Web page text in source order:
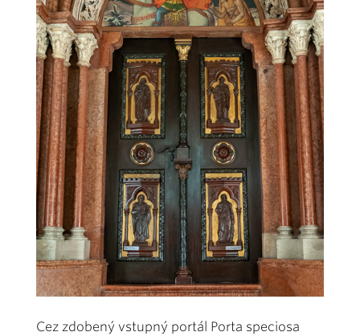
Cez zdobený vstupný portál Porta speciosa